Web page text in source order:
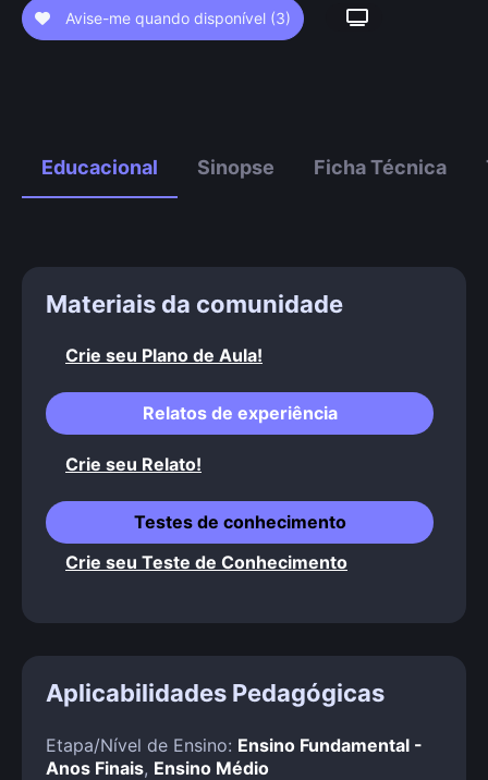
Avise-me quando disponível (3)
Educacional Sinopse Ficha Técnica
Materiais da comunidade
Crie seu Plano de Aula!
Relatos de experiência
Crie seu Relato!
Testes de conhecimento
Crie seu Teste de Conhecimento
Aplicabilidades Pedagógicas
Etapa/Nível de Ensino: Ensino Fundamental -
Anos Finais, Ensino Médio